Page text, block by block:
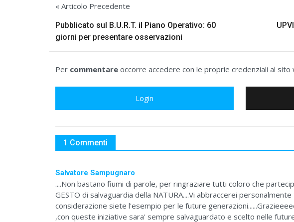
« Articolo Precedente
Pubblicato sul B.U.R.T. il Piano Operativo: 60
giorni per presentare osservazioni
Per commentare occorre accedere con le proprie credenziali al sito
Login
1 Commenti
Salvatore Sampugnaro
....Non bastano fiumi di parole, per ringraziare tutti coloro che
GESTO di salvaguardia della NATURA....Vi abbraccerei
considerazione siete l'esempio per le future
,con queste iniziative sara' sempre salvaguardato e scelto nelle